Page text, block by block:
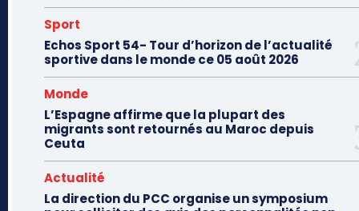
Sport
Echos Sport 54- Tour d’horizon de l’actualité
sportive dans le monde ce 05 août 2026
Monde
L’Espagne affirme que la plupart des
migrants sont retournés au Maroc depuis
Ceuta
Actualité
La direction du PCC organise un symposium